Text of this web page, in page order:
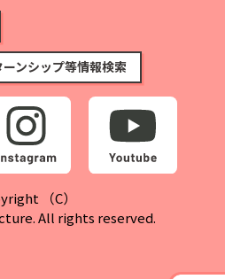
ンシップ等情報検索
（C）
All rights reserved.